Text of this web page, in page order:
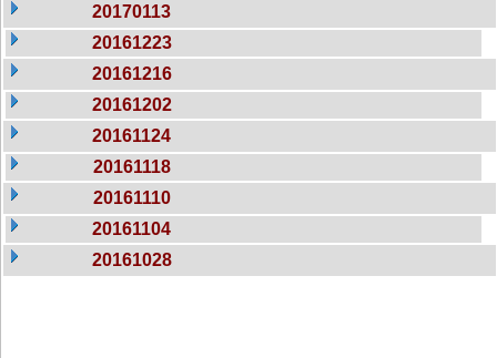
20170113
20161223
20161216
20161202
20161124
20161118
20161110
20161104
20161028